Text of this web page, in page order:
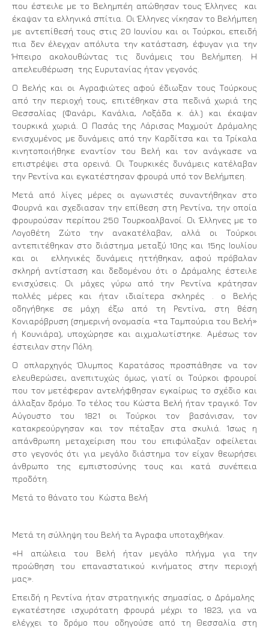
που έστειλε με το Βελημπέη απώθησαν τους Έλληνες και
έκαψαν τα ελληνικά σπίτια. Οι Έλληνες νίκησαν το Βελήμπεη
με αντεπίθεσή τους στις 20 Ιουνίου και οι Τούρκοι, επειδή
πια δεν έλεγχαν απόλυτα την κατάσταση, έφυγαν για την
Ήπειρο ακολουθώντας τις δυνάμεις του Βελήμπεη. Η
απελευθέρωση της Ευρυτανίας ήταν γεγονός.
Ο Βελής και οι Αγραφιώτες αφού έδιωξαν τους Τούρκους
από την περιοχή τους, επιτέθηκαν στα πεδινά χωριά της
Θεσσαλίας (Φανάρι, Κανάλια, Λοξάδα κ. άλ.) και έκαψαν
τουρκικά χωριά. Ο Πασάς της Λάρισας Μαχμούτ Δράμαλης
ενισχυμένος με δυνάμεις από την Καρδίτσα και τα Τρίκαλα
κινητοποιήθηκε εναντίον του Βελή και τον ανάγκασε να
επιστρέψει στα ορεινά. Οι Τουρκικές δυνάμεις κατέλαβαν
την Ρεντίνα και εγκατέστησαν φρουρά υπό τον Βελήμπεη.
Μετά από λίγες μέρες οι αγωνιστές συναντήθηκαν στο
Φουρνά και σχεδιασαν την επίθεση στη Ρεντίνα, την οποία
φρουρούσαν περίπου 250 Τουρκοαλβανοί. Οι Έλληνες με το
Λογοθέτη Ζώτο την ανακατέλαβαν, αλλά οι Τούρκοι
αντεπιτέθηκαν στο διάστημα μεταξύ 10ης και 15ης Ιουλίου
και οι ελληνικές δυνάμεις ηττήθηκαν, αφού πρόβαλαν
σκληρή αντίσταση και δεδομένου ότι ο Δράμαλης έστειλε
ενισχύσεις. Οι μάχες γύρω από την Ρεντίνα κράτησαν
πολλές μέρες και ήταν ιδιαίτερα σκληρές . ο Βελής
οδηγήθηκε σε μάχη έξω από τη Ρεντίνα, στη θέση
Κονιαρόβρυση (σημερινή ονομασία «τα Ταμπούρια του Βελή»
ή Κουνιάρα), υποχώρησε και αιχμαλωτίστηκε. Αμέσως τον
έστειλαν στην Πόλη.
Ο οπλαρχηγός Όλυμπος Καρατάσος προσπάθησε να τον
ελευθερώσει, ανεπιτυχώς όμως, γιατί οι Τούρκοι φρουροί
που τον μετέφεραν αντελήφθησαν εγκαίρως το σχέδιο και
άλλαξαν δρόμο. Το τέλος του Κώστα Βελή ήταν τραγικό. Τον
Αύγουστο του 1821 οι Τούρκοι τον βασάνισαν, τον
κατακρεούργησαν και τον πέταξαν στα σκυλιά. Ίσως η
απάνθρωπη μεταχείριση που του επιφύλαξαν οφείλεται
στο γεγονός ότι για μεγάλο διάστημα τον είχαν θεωρήσει
άνθρωπο της εμπιστοσύνης τους και κατά συνέπεια
προδότη.
Μετά το θάνατο του Κώστα Βελή
Μετά τη σύλληψη του Βελή τα Άγραφα υποταχθήκαν.
«Η απώλεια του Βελή ήταν μεγάλο πλήγμα για την
προώθηση του επαναστατικού κινήματος στην περιοχή
μας».
Επειδή η Ρεντίνα ήταν στρατηγικής σημασίας, o Δράμαλης
εγκατέστησε ισχυρότατη φρουρά μέχρι το 1823, για να
ελέγχει το δρόμο που οδηγούσε από τη Θεσσαλία στη